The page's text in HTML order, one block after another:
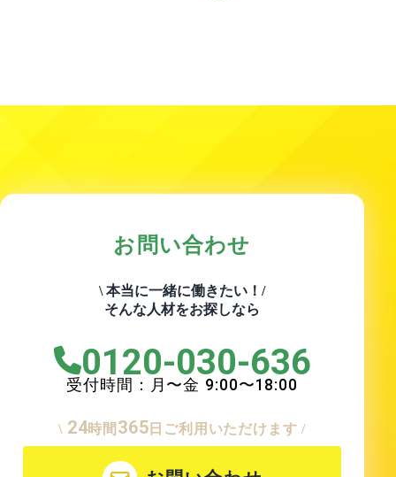
お問い合わせ
\ 本当に一緒に働きたい！/
そんな人材をお探しなら
0120-030-636
受付時間：月〜金 9:00〜18:00
\ 24時間 365 日ご利用いただけます /